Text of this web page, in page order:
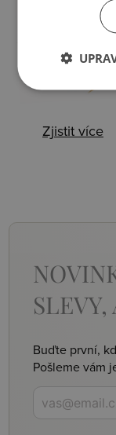
Zjistit více
SLEVY,
Buďte první,
Pošleme vám